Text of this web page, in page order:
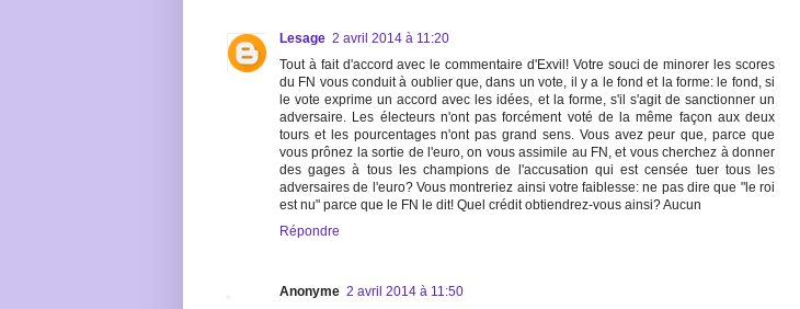
Lesage 2 avril 2014 à 11:20
Tout à fait d'accord avec le commentaire d'Exvil! Votre souci de minorer les scores
du FN vous conduit à oublier que, dans un vote, il y a le fond et la forme: le fond, si
le vote exprime un accord avec les idées, et la forme, s'il s'agit de sanctionner un
adversaire. Les électeurs n'ont pas forcément voté de la même façon aux deux
tours et les pourcentages n'ont pas grand sens. Vous avez peur que, parce que
vous prônez la sortie de l'euro, on vous assimile au FN, et vous cherchez à donner
des gages à tous les champions de l'accusation qui est censée tuer tous les
adversaires de l'euro? Vous montreriez ainsi votre faiblesse: ne pas dire que "le roi
est nu" parce que le FN le dit! Quel crédit obtiendrez-vous ainsi? Aucun
Répondre
Anonyme 2 avril 2014 à 11:50